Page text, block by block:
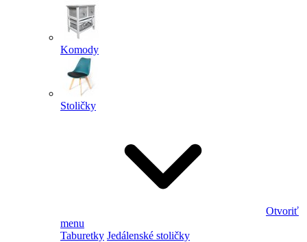
Komody
Stoličky
Otvoriť
menu
Taburetky Jedálenské stoličky